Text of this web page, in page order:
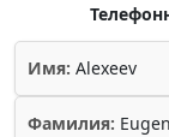
Имя: Alexeev
Фамилия: